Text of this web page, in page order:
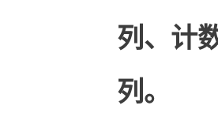
列、计
列。